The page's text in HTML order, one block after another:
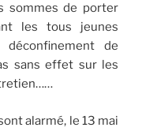
sommes de porter
les tous jeunes
de
sans effet sur les
alarmé, le 13 mai